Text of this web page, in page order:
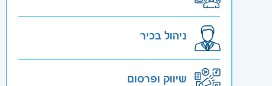
ניהול בכיר
שיווק ופרסום